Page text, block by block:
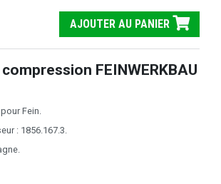
AJOUTER AU PANIER
FEINWERKBAU
Fein.
: 1856.167.3.